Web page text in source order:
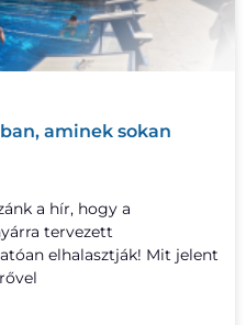
aminek sokan
a hír, hogy a
tervezett
elhalasztják! Mit jelent